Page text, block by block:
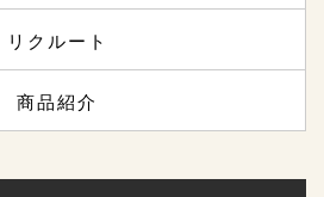
リクルート
商品紹介